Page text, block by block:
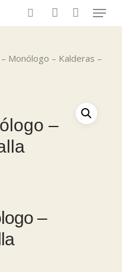
searchaccount
Menu
Monólogo – Kalderas –
–
–